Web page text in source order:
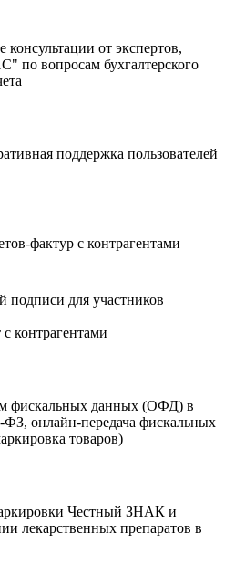
от экспертов,
по вопросам бухгалтерского
поддержка пользователей
фактур с контрагентами
подписи для участников
контрагентами
фискальных данных (ОФД) в
ФЗ, онлайн-передача фискальных
товаров)
Честный ЗНАК и
лекарственных препаратов в